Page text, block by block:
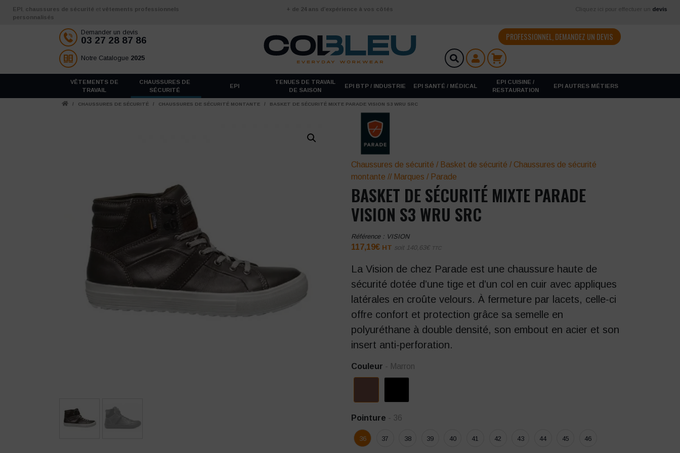
Aller au contenu
EPI chaussures de sécurité et vêtements professionnels
personnalisés
+ de 24 ans d’expérience à vos côtés Cliquez ici pour effectuer un devis
Demander un devis
03 27 28 87 86
Notre Catalogue 2025
PROFESSIONNEL, DEMANDEZ UN DEVIS
VÊTEMENTS DE
TRAVAIL
CHAUSSURES DE
SÉCURITÉ
EPI
TENUES DE TRAVAIL
DE SAISON
EPI BTP / INDUSTRIE EPI SANTÉ / MÉDICAL
EPI CUISINE /
RESTAURATION
EPI AUTRES MÉTIERS
/ CHAUSSURES DE SÉCURITÉ / CHAUSSURES DE SÉCURITÉ MONTANTE / BASKET DE SÉCURITÉ MIXTE PARADE VISION S3 WRU SRC
Chaussures de sécurité / Basket de sécurité / Chaussures de sécurité
montante // Marques / Parade
BASKET DE SÉCURITÉ MIXTE PARADE
VISION S3 WRU SRC
Référence : VISION
117,19€ HT soit 140,63€ TTC
La Vision de chez Parade est une chaussure haute de
sécurité dotée d’une tige et d’un col en cuir avec appliques
latérales en croûte velours. À fermeture par lacets, celle-ci
offre confort et protection grâce sa semelle en
polyuréthane à double densité, son embout en acier et son
insert anti-perforation.
Couleur - Marron
Pointure - 36
36 37 38 39 40 41 42 43 44 45 46